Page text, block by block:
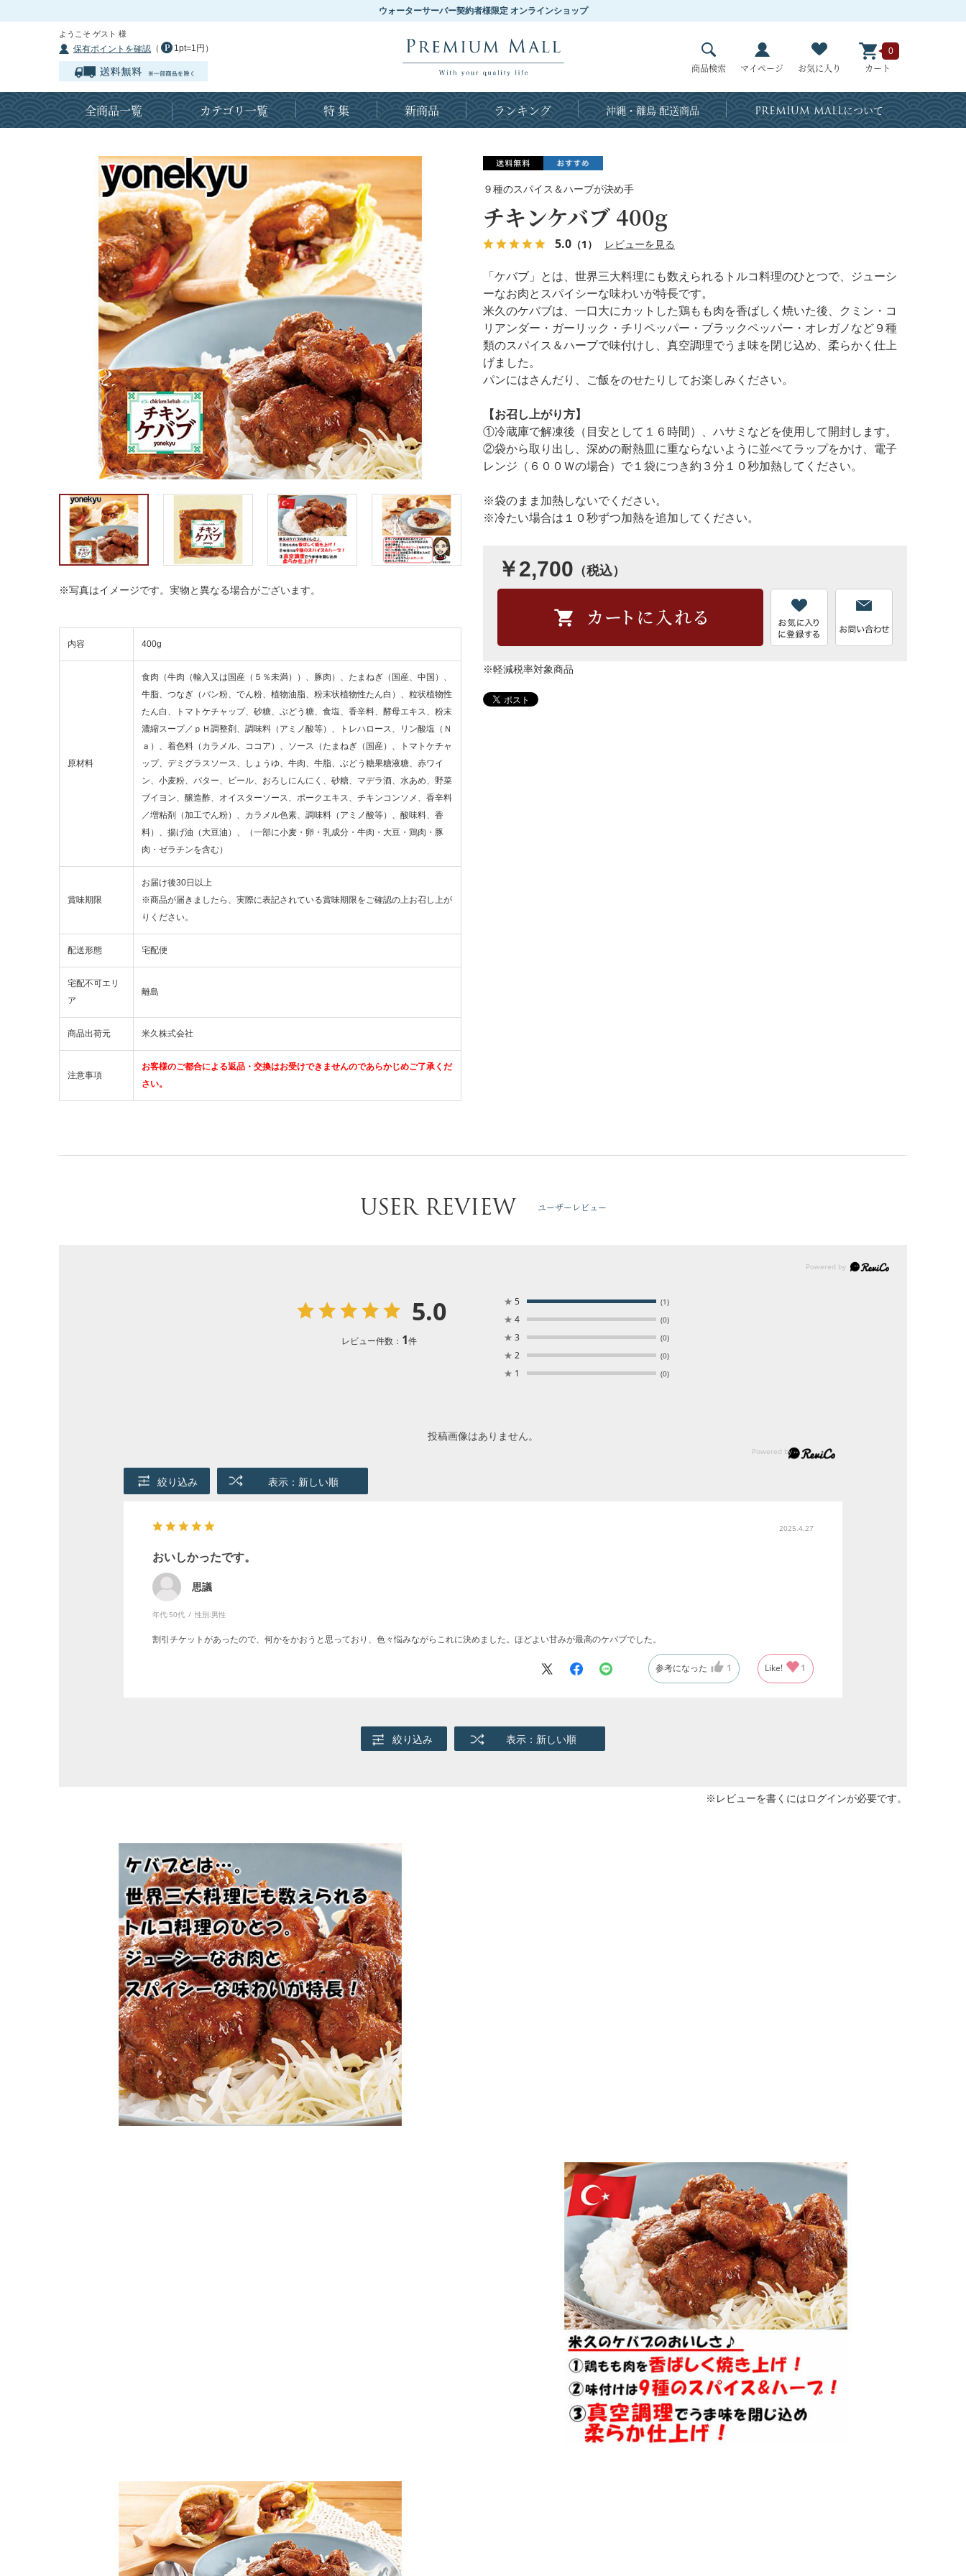
ウォーターサーバー契約者様限定 オンラインショップ
ようこそ ゲスト 様
保有ポイントを確認 （ 1pt=1円）
商品検索 マイページ お気に入り カート
0
全商品一覧 カテゴリ一覧 特 集 新商品 ランキング 沖縄・離島 配送商品 PREMIUM MALLについて
※写真はイメージです。実物と異なる場合がございます。
内容 400g
原材料
食肉（牛肉（輸入又は国産（５％未満））、豚肉）、たまねぎ（国産、中国）、
牛脂、つなぎ（パン粉、でん粉、植物油脂、粉末状植物性たん白）、粒状植物性
たん白、トマトケチャップ、砂糖、ぶどう糖、食塩、香辛料、酵母エキス、粉末
濃縮スープ／ｐＨ調整剤、調味料（アミノ酸等）、トレハロース、リン酸塩（Ｎ
ａ）、着色料（カラメル、ココア）、ソース（たまねぎ（国産）、トマトケチャ
ップ、デミグラスソース、しょうゆ、牛肉、牛脂、ぶどう糖果糖液糖、赤ワイ
ン、小麦粉、バター、ビール、おろしにんにく、砂糖、マデラ酒、水あめ、野菜
ブイヨン、醸造酢、オイスターソース、ポークエキス、チキンコンソメ、香辛料
／増粘剤（加工でん粉）、カラメル色素、調味料（アミノ酸等）、酸味料、香
料）、揚げ油（大豆油）、（一部に小麦・卵・乳成分・牛肉・大豆・鶏肉・豚
肉・ゼラチンを含む）
賞味期限
お届け後30日以上
※商品が届きましたら、実際に表記されている賞味期限をご確認の上お召し上が
りください。
配送形態 宅配便
宅配不可エリ
ア
離島
商品出荷元 米久株式会社
注意事項
お客様のご都合による返品・交換はお受けできませんのであらかじめご了承くだ
さい。
９種のスパイス＆ハーブが決め手
チキンケバブ 400g
5.0 （1） レビューを見る
「ケバブ」とは、世界三大料理にも数えられるトルコ料理のひとつで、ジューシ
ーなお肉とスパイシーな味わいが特長です。
米久のケバブは、一口大にカットした鶏もも肉を香ばしく焼いた後、クミン・コ
リアンダー・ガーリック・チリペッパー・ブラックペッパー・オレガノなど９種
類のスパイス＆ハーブで味付けし、真空調理でうま味を閉じ込め、柔らかく仕上
げました。
パンにはさんだり、ご飯をのせたりしてお楽しみください。
【お召し上がり方】
①冷蔵庫で解凍後（目安として１６時間）、ハサミなどを使用して開封します。
②袋から取り出し、深めの耐熱皿に重ならないように並べてラップをかけ、電子
レンジ（６００Ｗの場合）で１袋につき約３分１０秒加熱してください。
※袋のまま加熱しないでください。
※冷たい場合は１０秒ずつ加熱を追加してください。
￥2,700 （税込）
※軽減税率対象商品
USER REVIEW ユーザーレビュー
5.0
レビュー件数： 1件
★ 5 (1)
★ 4 (0)
★ 3 (0)
★ 2 (0)
★ 1 (0)
投稿画像はありません。
絞り込み 表示：新しい順
2025.4.27
おいしかったです。
思議
年代:50代 性別:男性
割引チケットがあったので、何かをかおうと思っており、色々悩みながらこれに決めました。ほどよい甘みが最高のケバブでした。
参考になった 1 Like! 1
絞り込み 表示：新しい順
※レビューを書くにはログインが必要です。